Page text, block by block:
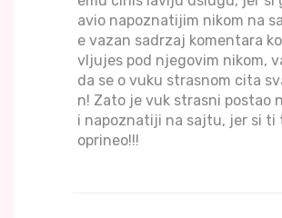
avio napoznatijim nikom na
e vazan sadrzaj komentara
vljujes pod njegovim nikom,
da se o vuku strasnom cita
n! Zato je vuk strasni postao
i napoznatiji na sajtu, jer si ti
oprineo!!!